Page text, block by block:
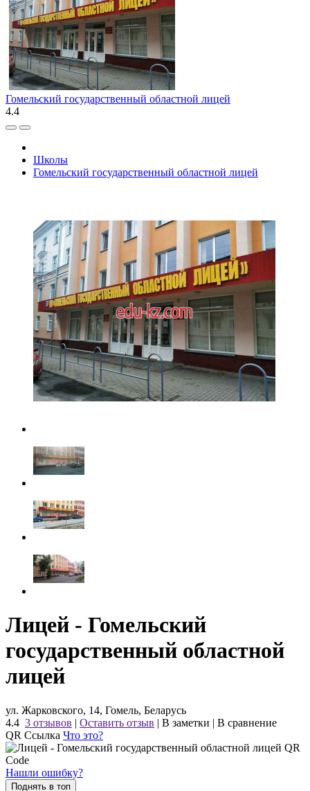
Гомельский государственный областной лицей
4.4
Школы
Гомельский государственный областной лицей
Лицей - Гомельский
государственный областной
лицей
ул. Жарковского, 14, Гомель, Беларусь
4.4 3 отзывов | Оставить отзыв | В заметки | В сравнение
QR Ссылка Что это?
Нашли ошибку?
Поднять в топ